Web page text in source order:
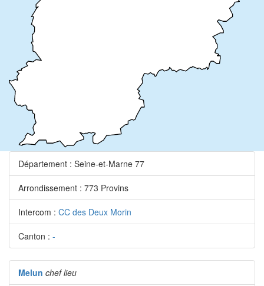
Département : Seine-et-Marne 77
Arrondissement : 773 Provins
Intercom : CC des Deux Morin
Canton : -
Melun chef lieu